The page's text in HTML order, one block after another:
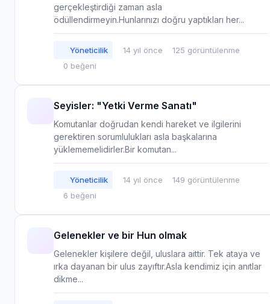
gerçekleştirdiği zaman asla
ödüllendirmeyin.Hunlarınızı doğru yaptıkları her...
Yöneticilik 14 yıl önce
125 görüntülenme
0 beğeni
Seyisler: "Yetki Verme Sanatı"
Komutanlar doğrudan kendi hareket ve ilgilerini
gerektiren sorumlulukları asla başkalarına
yüklememelidirler.Bir komutan...
Yöneticilik 14 yıl önce
149 görüntülenme
6 beğeni
Gelenekler ve bir Hun olmak
Gelenekler kişilere değil, uluslara aittir. Tek ataya ve
ırka dayanan bir ulus zayıftır.Asla kendimiz için anıtlar
dikme...